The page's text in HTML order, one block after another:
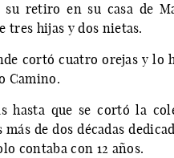
su retiro en su casa de
tres hijas y dos nietas.
cortó cuatro orejas y lo
Camino.
hasta que se cortó la
de dos décadas
contaba con 12 años.